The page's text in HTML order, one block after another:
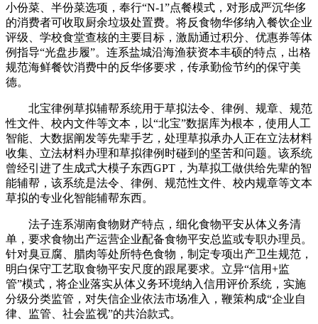
小份菜、半份菜选项，奉行“N-1”点餐模式，对形成严沉华侈
的消费者可收取厨余垃圾处置费。将反食物华侈纳入餐饮企业
评级、学校食堂查核的主要目标，激励通过积分、优惠券等体
例指导“光盘步履”。连系盐城沿海渔获资本丰硕的特点，出格
规范海鲜餐饮消费中的反华侈要求，传承勤俭节约的保守美
德。
北宝律例草拟辅帮系统用于草拟法令、律例、规章、规范
性文件、校内文件等文本，以“北宝”数据库为根本，使用人工
智能、大数据阐发等先辈手艺，处理草拟承办人正在立法材料
收集、立法材料办理和草拟律例时碰到的坚苦和问题。该系统
曾经引进了生成式大模子东西GPT，为草拟工做供给先辈的智
能辅帮，该系统是法令、律例、规范性文件、校内规章等文本
草拟的专业化智能辅帮东西。
法子连系湖南食物财产特点，细化食物平安从体义务清
单，要求食物出产运营企业配备食物平安总监或专职办理员。
针对臭豆腐、腊肉等处所特色食物，制定专项出产卫生规范，
明白保守工艺取食物平安尺度的跟尾要求。立异“信用+监
管”模式，将企业落实从体义务环境纳入信用评价系统，实施
分级分类监管，对失信企业依法市场准入，鞭策构成“企业自
律、监管、社会监视”的共治款式。